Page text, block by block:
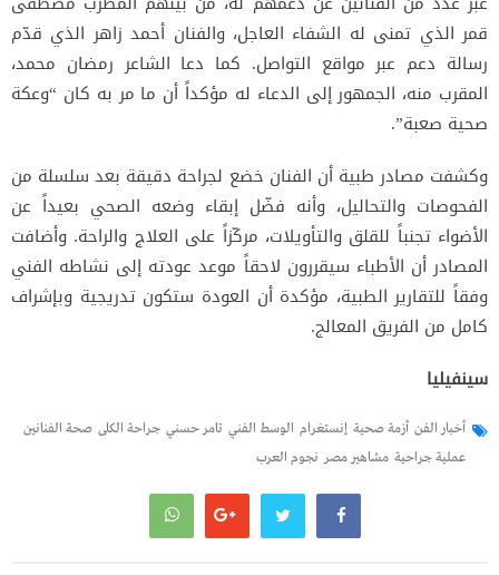
قمر الذي تمنى له الشفاء العاجل، والفنان أحمد زاهر الذي قدّم
رسالة دعم عبر مواقع التواصل. كما دعا الشاعر رمضان محمد،
المقرب منه، الجمهور إلى الدعاء له مؤكداً أن ما مر به كان “وعكة
صحية صعبة”.
وكشفت مصادر طبية أن الفنان خضع لجراحة دقيقة بعد سلسلة من
الفحوصات والتحاليل، وأنه فضّل إبقاء وضعه الصحي بعيداً عن
الأضواء تجنباً للقلق والتأويلات، مركّزاً على العلاج والراحة. وأضافت
المصادر أن الأطباء سيقررون لاحقاً موعد عودته إلى نشاطه الفني
وفقاً للتقارير الطبية، مؤكدة أن العودة ستكون تدريجية وبإشراف
كامل من الفريق المعالج.
سينفيليا
أخبار الفن أزمة صحية إنستغرام الوسط الفني تامر حسني جراحة الكلى صحة الفنانين
عملية جراحية مشاهير مصر نجوم العرب